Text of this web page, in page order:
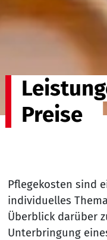
Preise
Pflegekosten sind
individuelles
Überblick darüber
Unterbringung